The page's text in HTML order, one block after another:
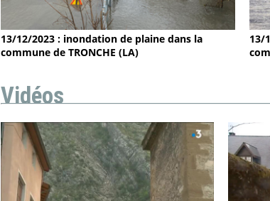
13/12/2023 : inondation de plaine dans la
commune de TRONCHE (LA)
13/
Vidéos